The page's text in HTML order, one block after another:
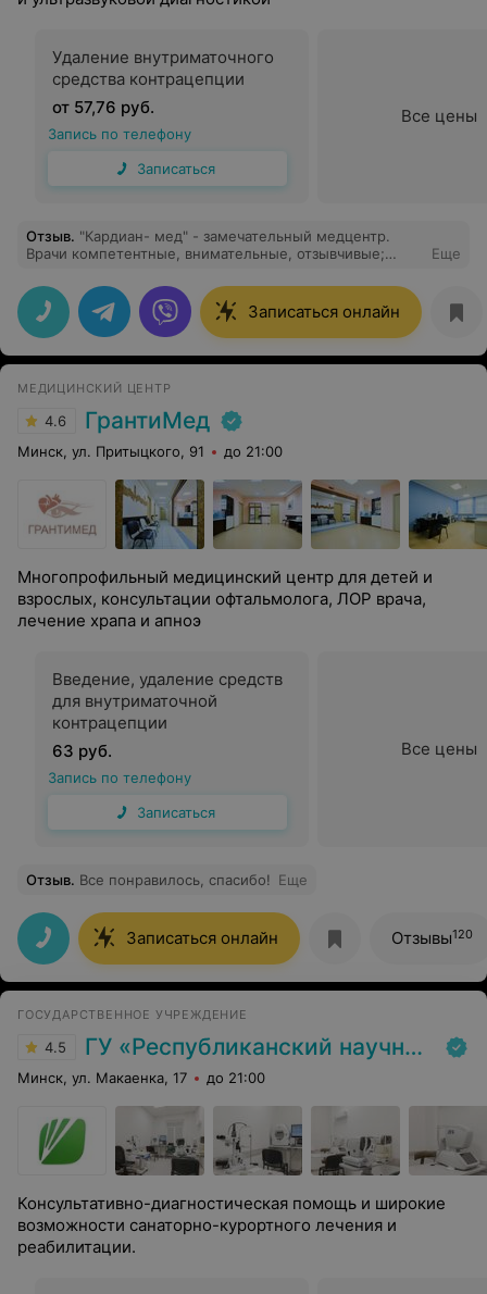
Удаление внутриматочного
средства контрацепции
от 57,76 руб.
Запись по телефону
Записаться
Все цены
Отзыв. "Кардиан- мед" - замечательный медцентр.
Врачи компетентные, внимательные, отзывчивые;
обращаться в этот медцентр ещё. Спасибо
Еще
Записаться онлайн
МЕДИЦИНСКИЙ ЦЕНТР
4.6 ГрантиМед
Минск, ул. Притыцкого, 91 до 21:00
Многопрофильный медицинский центр для детей и
взрослых, консультации офтальмолога, ЛОР врача,
лечение храпа и апноэ
Введение, удаление средств
для внутриматочной
контрацепции
63 руб.
Запись по телефону
Записаться
Все цены
Отзыв. Все понравилось, спасибо! Еще
Записаться онлайн Отзывы120
ГОСУДАРСТВЕННОЕ УЧРЕЖДЕНИЕ
4.5 ГУ «Республиканский научно-практический центр медицинской экспертизы и реабилитаци»
Минск, ул. Макаенка, 17 до 21:00
Консультативно-диагностическая помощь и широкие
возможности санаторно-курортного лечения и
реабилитации.